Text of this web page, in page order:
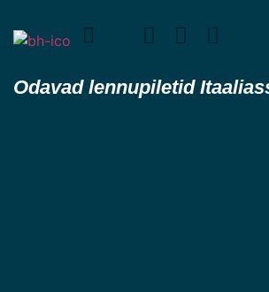
Odavad lennupiletid